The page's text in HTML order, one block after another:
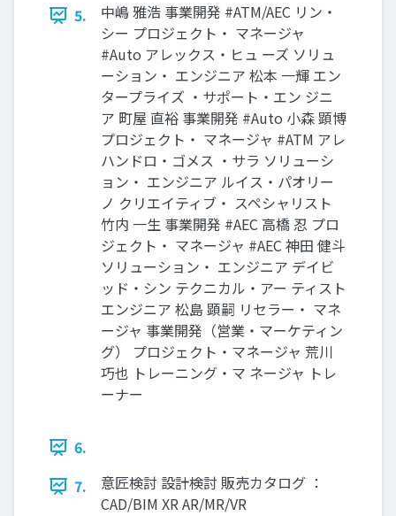
5.
中嶋 雅浩 事業開発 #ATM/AEC リン・
シー プロジェクト・ マネージャ
#Auto アレックス・ヒュ ーズ ソリュ
ーション・ エンジニア 松本 一輝 エン
タープライズ ・サポート・エン ジニ
ア 町屋 直裕 事業開発 #Auto 小森 顕博
プロジェクト・ マネージャ #ATM アレ
ハンドロ・ゴメス ・サラ ソリューシ
ョン・ エンジニア ルイス・パオリー
ノ クリエイティブ・ スペシャリスト
竹内 一生 事業開発 #AEC 高橋 忍 プロ
ジェクト・ マネージャ #AEC 神田 健斗
ソリューション・ エンジニア デイビ
ッド・シン テクニカル・アー ティスト
エンジニア 松島 顕嗣 リセラー・ マネ
ージャ 事業開発（営業・マーケティン
グ） プロジェクト・マネージャ 荒川
巧也 トレーニング・マ ネージャ トレ
ーナー
6.
7.
意匠検討 設計検討 販売カタログ ：
CAD/BIM XR AR/MR/VR